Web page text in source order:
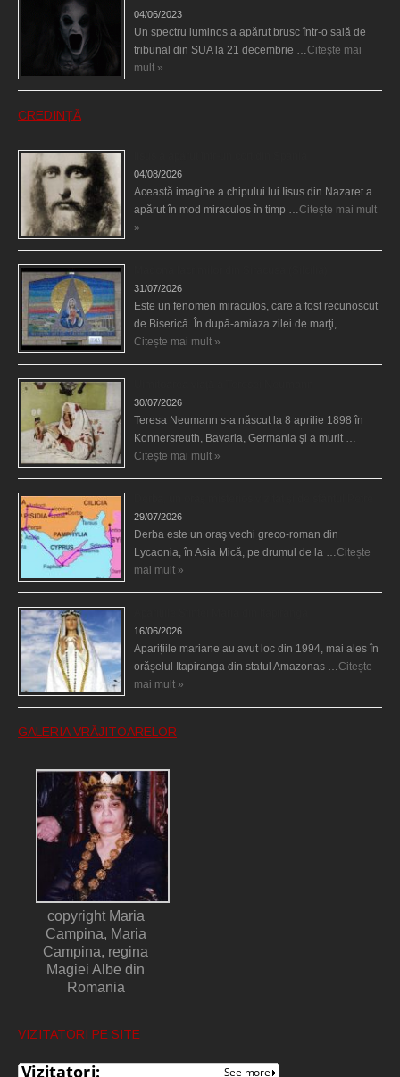
04/06/2023
Un spectru luminos a apărut brusc într-o sală de
tribunal din SUA la 21 decembrie …Citește mai
mult »
CREDINȚĂ
04/08/2026
Această imagine a chipului lui Iisus din Nazaret a
apărut în mod miraculos în timp …Citește mai mult
»
31/07/2026
Este un fenomen miraculos, care a fost recunoscut
de Biserică. În după-amiaza zilei de marţi, …
Citește mai mult »
30/07/2026
Teresa Neumann s-a născut la 8 aprilie 1898 în
Konnersreuth, Bavaria, Germania şi a murit …
Citește mai mult »
29/07/2026
Derba este un oraş vechi greco-roman din
Lycaonia, în Asia Mică, pe drumul de la …Citește
mai mult »
16/06/2026
Aparițiile mariane au avut loc din 1994, mai ales în
orășelul Itapiranga din statul Amazonas …Citește
mai mult »
GALERIA VRĂJITOARELOR
copyright Maria
Campina, Maria
Campina, regina
Magiei Albe din
Romania
VIZITATORI PE SITE